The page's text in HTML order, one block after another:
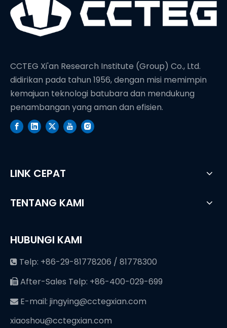
CCTEG Xi'an Research Institute (Group) Co., Ltd.
didirikan pada tahun 1956, dengan misi memimpin
kemajuan teknologi batubara dan mendukung
penambangan yang aman dan efisien.
LINK CEPAT
TENTANG KAMI
HUBUNGI KAMI
 Telp: +86-29-81778206 / 81778300
 After-Sales Telp: +86-400-029-699
 E-mail: jingying@cctegxian.com
xiaoshou@cctegxian.com